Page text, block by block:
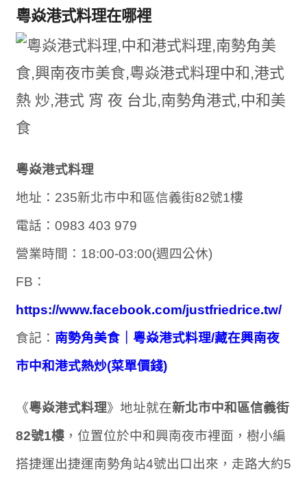
粵焱港式料理在哪裡
粵焱港式料理
地址：235新北市中和區信義街82號1樓
電話：0983 403 979
營業時間：18:00-03:00(週四公休)
FB：
https://www.facebook.com/justfriedrice.tw/
食記： 南勢角美食｜粵焱港式料理/藏在興南夜
市中和港式熱炒(菜單價錢)
《粵焱港式料理》地址就在新北市中和區信義街
82號1樓，位置位於中和興南夜市裡面，樹小編
搭捷運出捷運南勢角站4號出口出來，走路大約5